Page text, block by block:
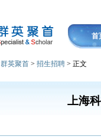
首
群英聚首 > 招生招聘 > 正文
上海